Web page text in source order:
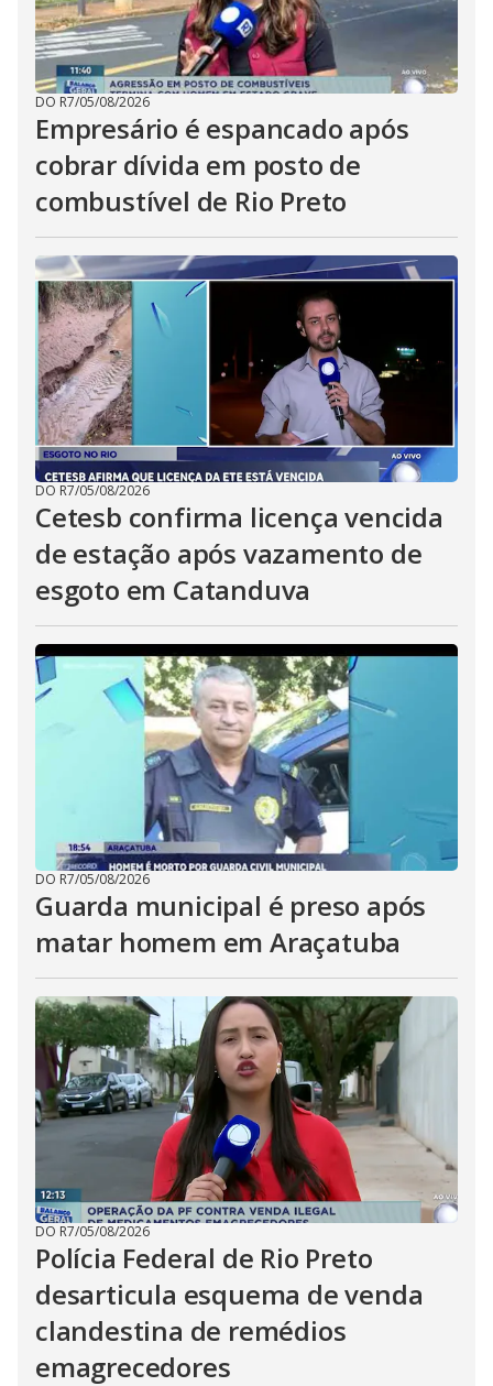
DO R7/05/08/2026
Empresário é espancado após
cobrar dívida em posto de
combustível de Rio Preto
DO R7/05/08/2026
Cetesb confirma licença vencida
de estação após vazamento de
esgoto em Catanduva
DO R7/05/08/2026
Guarda municipal é preso após
matar homem em Araçatuba
DO R7/05/08/2026
Polícia Federal de Rio Preto
desarticula esquema de venda
clandestina de remédios
emagrecedores